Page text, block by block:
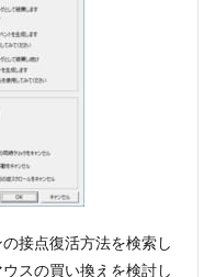
接点復活方法を検索し
スの買い換えを検討し